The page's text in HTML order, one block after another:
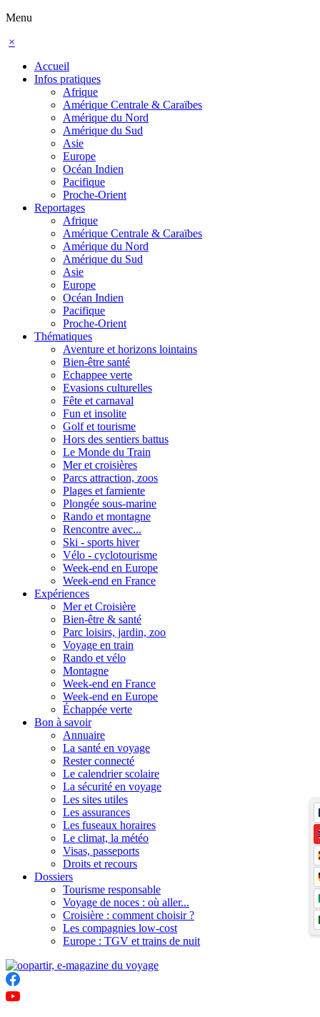
Menu
×
Accueil
Infos pratiques
Afrique
Amérique Centrale & Caraïbes
Amérique du Nord
Amérique du Sud
Asie
Europe
Océan Indien
Pacifique
Proche-Orient
Reportages
Afrique
Amérique Centrale & Caraïbes
Amérique du Nord
Amérique du Sud
Asie
Europe
Océan Indien
Pacifique
Proche-Orient
Thématiques
Aventure et horizons lointains
Bien-être santé
Echappee verte
Evasions culturelles
Fête et carnaval
Fun et insolite
Golf et tourisme
Hors des sentiers battus
Le Monde du Train
Mer et croisières
Parcs attraction, zoos
Plages et farniente
Plongée sous-marine
Rando et montagne
Rencontre avec...
Ski - sports hiver
Vélo - cyclotourisme
Week-end en Europe
Week-end en France
Expériences
Mer et Croisière
Bien-être & santé
Parc loisirs, jardin, zoo
Voyage en train
Rando et vélo
Montagne
Week-end en France
Week-end en Europe
Échappée verte
Bon à savoir
Annuaire
La santé en voyage
Rester connecté
Le calendrier scolaire
La sécurité en voyage
Les sites utiles
Les assurances
Les fuseaux horaires
Le climat, la météo
Visas, passeports
Droits et recours
Dossiers
Tourisme responsable
Voyage de noces : où aller...
Croisière : comment choisir ?
Les compagnies low-cost
Europe : TGV et trains de nuit